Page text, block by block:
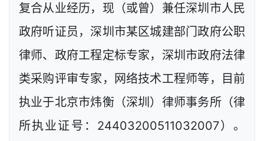
复合从业经历，现（或曾）兼任深圳市人民
政府听证员，深圳市某区城建部门政府公职
律师、政府工程定标专家，深圳市政府法律
类采购评审专家，网络技术工程师等，目前
执业于北京市炜衡（深圳）律师事务所（律
所执业证号：24403200511032007）。